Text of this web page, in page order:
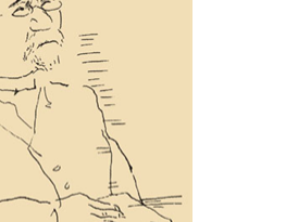
מחיר השקה
$42
$29